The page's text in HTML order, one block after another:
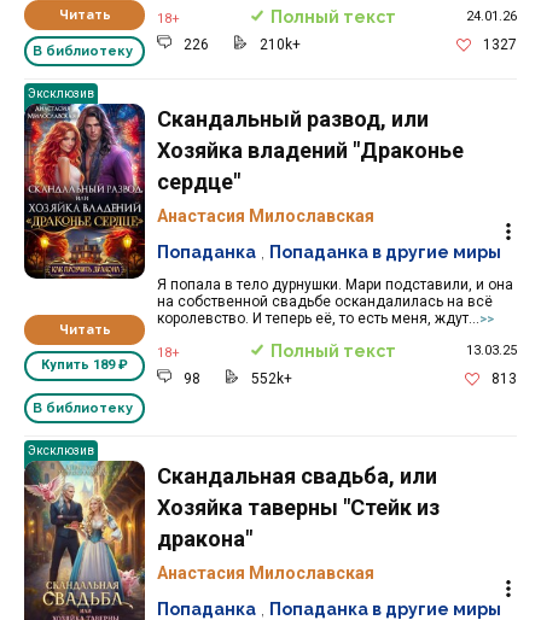
Читать
В библиотеку
18+ Полный текст 24.01.26
226 210k+ 1327
Эксклюзив
Читать
Купить 189 ₽
В библиотеку
Скандальный развод, или
Хозяйка владений "Драконье
сердце"
Анастасия Милославская
Я попала в тело дурнушки. Мари подставили, и она
на собственной свадьбе оскандалилась на всё
королевство. И теперь её, то есть меня, ждут...
>>
Попаданка Попаданка в другие миры
18+ Полный текст 13.03.25
98 552k+ 813
Эксклюзив
Скандальная свадьба, или
Хозяйка таверны "Стейк из
дракона"
Анастасия Милославская
Попаданка Попаданка в другие миры